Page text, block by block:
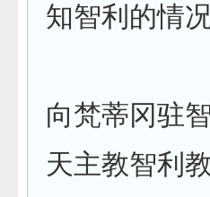
知智利的情况
向梵蒂冈驻
天主教智利